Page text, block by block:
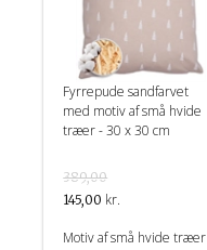
Fyrrepude sandfarvet
med motiv af små hvide
træer - 30 x 30 cm
389,00
145,00 kr.
Motiv af små hvide træer